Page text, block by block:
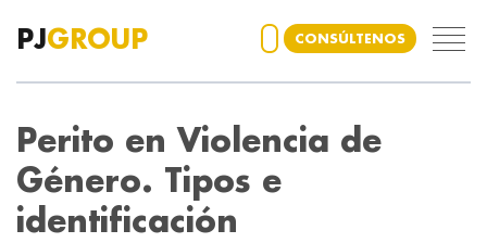
PJGROUP CONSÚLTENOS
Perito en Violencia de
Género. Tipos e
identificación